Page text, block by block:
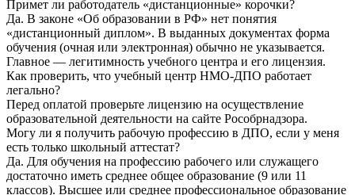
Примет ли работодатель «дистанционные» корочки?
Да. В законе «Об образовании в РФ» нет понятия
«дистанционный диплом». В выданных документах форма
обучения (очная или электронная) обычно не указывается.
Главное — легитимность учебного центра и его лицензия.
Как проверить, что учебный центр НМО-ДПО работает
легально?
Перед оплатой проверьте лицензию на осуществление
образовательной деятельности на сайте Рособрнадзора.
Могу ли я получить рабочую профессию в ДПО, если у меня
есть только школьный аттестат?
Да. Для обучения на профессию рабочего или служащего
достаточно иметь среднее общее образование (9 или 11
классов). Высшее или среднее профессиональное образование